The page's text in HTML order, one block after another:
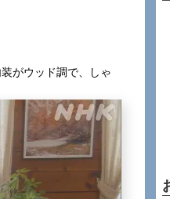
がウッド調で、しゃ